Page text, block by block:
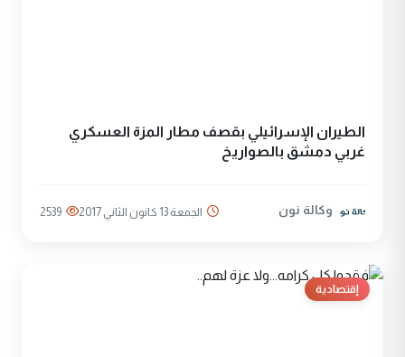
الطيران الإسرائيلي بقصف مطار المزة العسكري
غربي دمشق بالصواريخ
وكالة نون الجمعة 13 كانون الثاني 2017 2539
إقتصادية